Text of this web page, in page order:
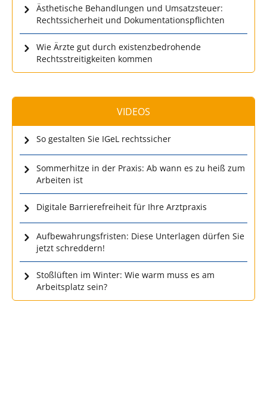
Ästhetische Behandlungen und Umsatzsteuer:
Rechtssicherheit und Dokumentationspflichten
Wie Ärzte gut durch existenzbedrohende
Rechtsstreitigkeiten kommen
VIDEOS
So gestalten Sie IGeL rechtssicher
Sommerhitze in der Praxis: Ab wann es zu heiß zum
Arbeiten ist
Digitale Barrierefreiheit für Ihre Arztpraxis
Aufbewahrungsfristen: Diese Unterlagen dürfen Sie
jetzt schreddern!
Stoßlüften im Winter: Wie warm muss es am
Arbeitsplatz sein?